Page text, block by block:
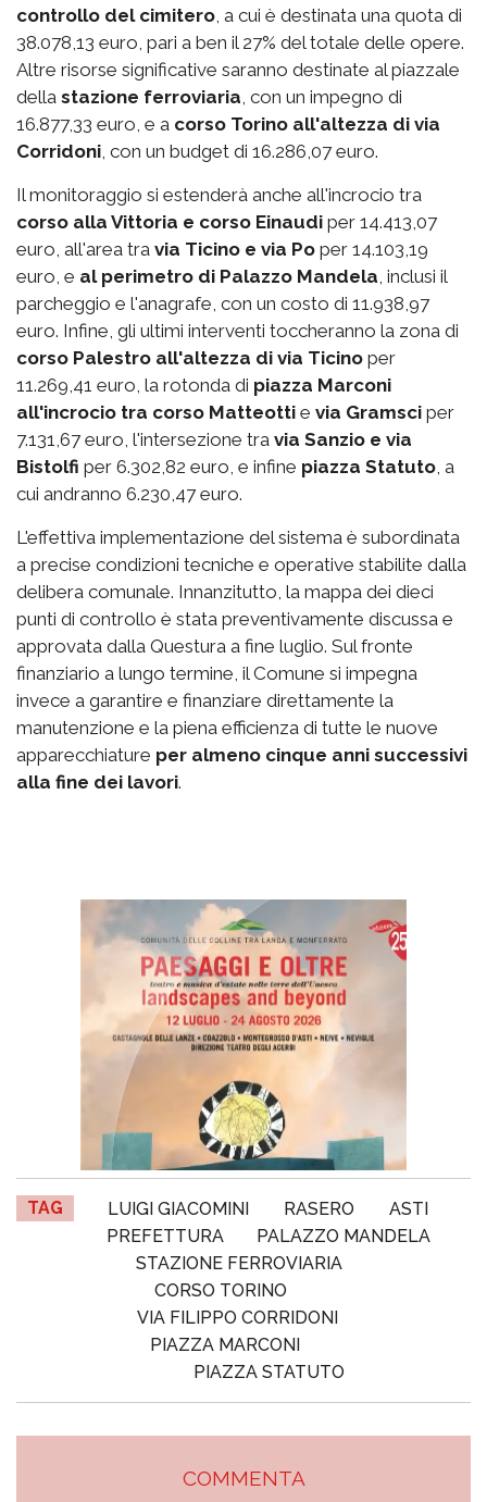
controllo del cimitero , a cui è destinata una quota di
38.078,13 euro, pari a ben il 27% del totale delle opere.
Altre risorse significative saranno destinate al piazzale
della stazione ferroviaria , con un impegno di
16.877,33 euro, e a corso Torino all'altezza di via
Corridoni , con un budget di 16.286,07 euro.
Il monitoraggio si estenderà anche all'incrocio tra
corso alla Vittoria e corso Einaudi per 14.413,07
euro, all'area tra via Ticino e via Po per 14.103,19
euro, e al perimetro di Palazzo Mandela , inclusi il
parcheggio e l'anagrafe, con un costo di 11.938,97
euro. Infine, gli ultimi interventi toccheranno la zona di
corso Palestro all'altezza di via Ticino per
11.269,41 euro, la rotonda di piazza Marconi
all'incrocio tra corso Matteotti e via Gramsci per
7.131,67 euro, l'intersezione tra via Sanzio e via
Bistolfi per 6.302,82 euro, e infine piazza Statuto , a
cui andranno 6.230,47 euro.
L'effettiva implementazione del sistema è subordinata
a precise condizioni tecniche e operative stabilite dalla
delibera comunale. Innanzitutto, la mappa dei dieci
punti di controllo è stata preventivamente discussa e
approvata dalla Questura a fine luglio. Sul fronte
finanziario a lungo termine, il Comune si impegna
invece a garantire e finanziare direttamente la
manutenzione e la piena efficienza di tutte le nuove
apparecchiature per almeno cinque anni successivi
alla fine dei lavori.
TAG LUIGI GIACOMINI RASERO
ASTI
PREFETTURA
PALAZZO MANDELA
STAZIONE FERROVIARIA
CORSO TORINO
VIA FILIPPO CORRIDONI
PIAZZA MARCONI
PIAZZA STATUTO
COMMENTA